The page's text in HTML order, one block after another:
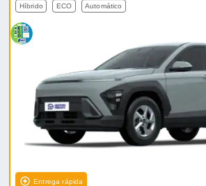
Híbrido ECO Automático
Entrega rápida